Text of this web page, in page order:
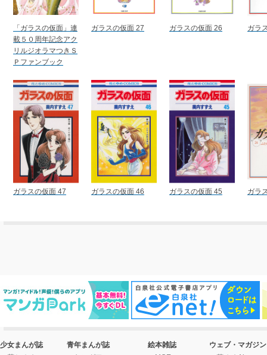
「ガラスの仮面」連
載５０周年記念アク
リルジオラマつきＳ
Ｐファンブック
ガラスの仮面 27 ガラスの仮面 26 ガラ
ガラスの仮面 47 ガラスの仮面 46 ガラスの仮面 45 ガラ
少女まんが誌
青年まんが誌
絵本雑誌
ウェブ・マガジン